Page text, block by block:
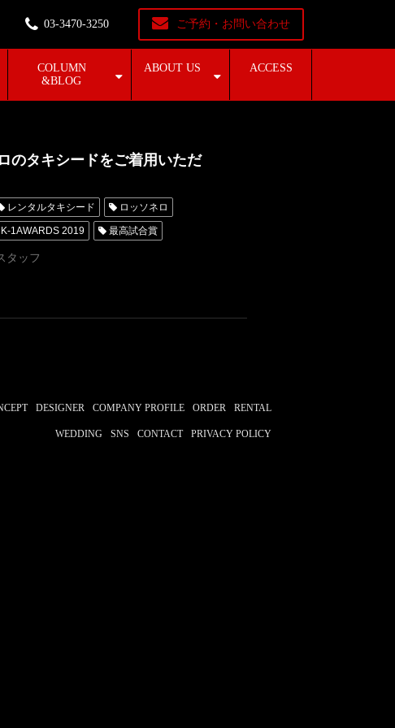
03-3470-3250 ご予約・お問い合わせ
COLUMN
&BLOG
ABOUT US ACCESS
のタキシードをご着用いただ
レンタルタキシード ロッソネロ
K-1AWARDS 2019 最高試合賞
タキシード大阪
タッフ
DESIGNER COMPANY PROFILE ORDER RENTAL
WEDDING SNS CONTACT PRIVACY POLICY